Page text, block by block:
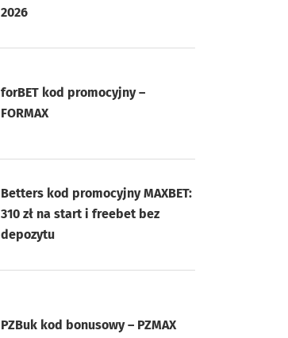
2026
forBET kod promocyjny –
FORMAX
Betters kod promocyjny MAXBET:
310 zł na start i freebet bez
depozytu
PZBuk kod bonusowy – PZMAX